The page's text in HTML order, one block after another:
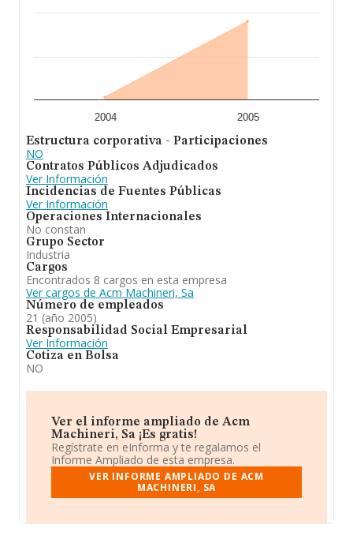
2004 2005
Estructura corporativa - Participaciones
NO
Contratos Públicos Adjudicados
Ver Información
Incidencias de Fuentes Públicas
Ver Información
Operaciones Internacionales
No constan
Grupo Sector
Industria
Cargos
Encontrados 8 cargos en esta empresa
Ver cargos de Acm Machineri, Sa
Número de empleados
21 (año 2005)
Responsabilidad Social Empresarial
Ver Información
Cotiza en Bolsa
NO
Ver el informe ampliado de Acm
Machineri, Sa ¡Es gratis!
Regístrate en eInforma y te regalamos el
Informe Ampliado de esta empresa.
VER INFORME AMPLIADO DE ACM
MACHINERI, SA